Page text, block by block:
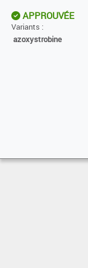
APPROUVÉE
Variants :
azoxystrobine